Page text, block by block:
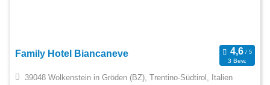
Family Hotel Biancaneve
3 Bew.
39048 Wolkenstein in Gröden (BZ), Trentino-Südtirol, Italien